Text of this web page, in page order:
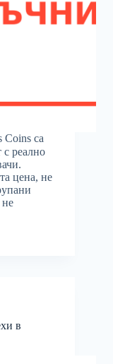
са
с реално
цена, не
не
в